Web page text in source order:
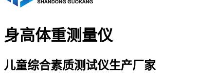
身高体重测量仪
儿童综合素质测试仪生产厂家